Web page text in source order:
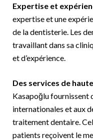
Expertise et
expertise et une
de la dentisterie. Les
travaillant dans sa
et d’expérience.
Des services de
Kasapoğlu fournissent
internationales et aux
traitement dentaire.
patients reçoivent le